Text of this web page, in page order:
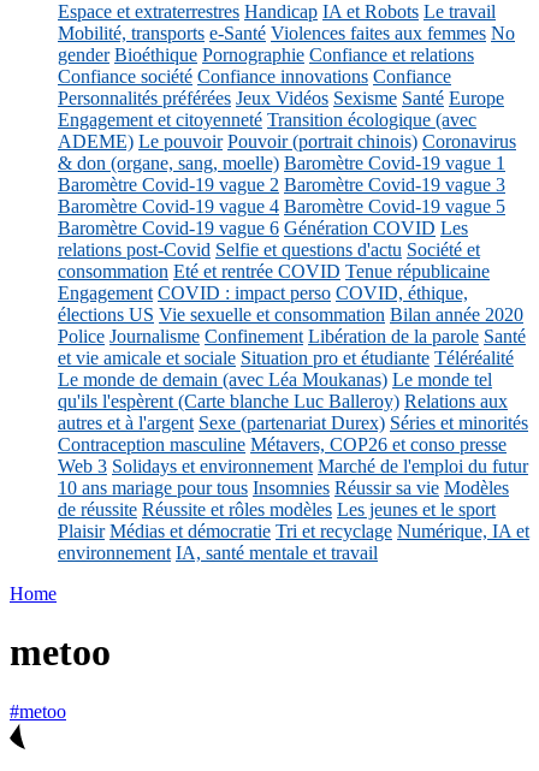
Espace et extraterrestres Handicap IA et Robots Le travail
Mobilité, transports e-Santé Violences faites aux femmes No
gender Bioéthique Pornographie Confiance et relations
Confiance société Confiance innovations Confiance
Personnalités préférées Jeux Vidéos Sexisme Santé Europe
Engagement et citoyenneté Transition écologique (avec
ADEME) Le pouvoir Pouvoir (portrait chinois) Coronavirus
& don (organe, sang, moelle) Baromètre Covid-19 vague 1
Baromètre Covid-19 vague 2 Baromètre Covid-19 vague 3
Baromètre Covid-19 vague 4 Baromètre Covid-19 vague 5
Baromètre Covid-19 vague 6 Génération COVID Les
relations post-Covid Selfie et questions d'actu Société et
consommation Eté et rentrée COVID Tenue républicaine
Engagement COVID : impact perso COVID, éthique,
élections US Vie sexuelle et consommation Bilan année 2020
Police Journalisme Confinement Libération de la parole Santé
et vie amicale et sociale Situation pro et étudiante Téléréalité
Le monde de demain (avec Léa Moukanas) Le monde tel
qu'ils l'espèrent (Carte blanche Luc Balleroy) Relations aux
autres et à l'argent Sexe (partenariat Durex) Séries et minorités
Contraception masculine Métavers, COP26 et conso presse
Web 3 Solidays et environnement Marché de l'emploi du futur
10 ans mariage pour tous Insomnies Réussir sa vie Modèles
de réussite Réussite et rôles modèles Les jeunes et le sport
Plaisir Médias et démocratie Tri et recyclage Numérique, IA et
environnement IA, santé mentale et travail
Home
metoo
#metoo